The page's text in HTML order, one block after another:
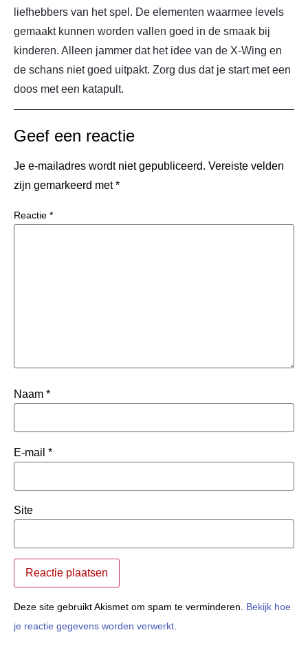
liefhebbers van het spel. De elementen waarmee levels
gemaakt kunnen worden vallen goed in de smaak bij
kinderen. Alleen jammer dat het idee van de X-Wing en
de schans niet goed uitpakt. Zorg dus dat je start met een
doos met een katapult.
Geef een reactie
Je e-mailadres wordt niet gepubliceerd. Vereiste velden
zijn gemarkeerd met*
Reactie *
Naam *
E-mail *
Site
Deze site gebruikt Akismet om spam te verminderen. Bekijk hoe
je reactie gegevens worden verwerkt